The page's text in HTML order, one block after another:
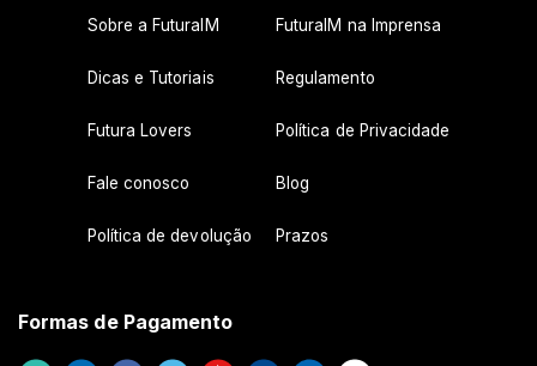
Sobre a FuturaIM FuturaIM na Imprensa
Dicas e Tutoriais Regulamento
Futura Lovers Política de Privacidade
Fale conosco Blog
Política de devolução Prazos
Formas de Pagamento